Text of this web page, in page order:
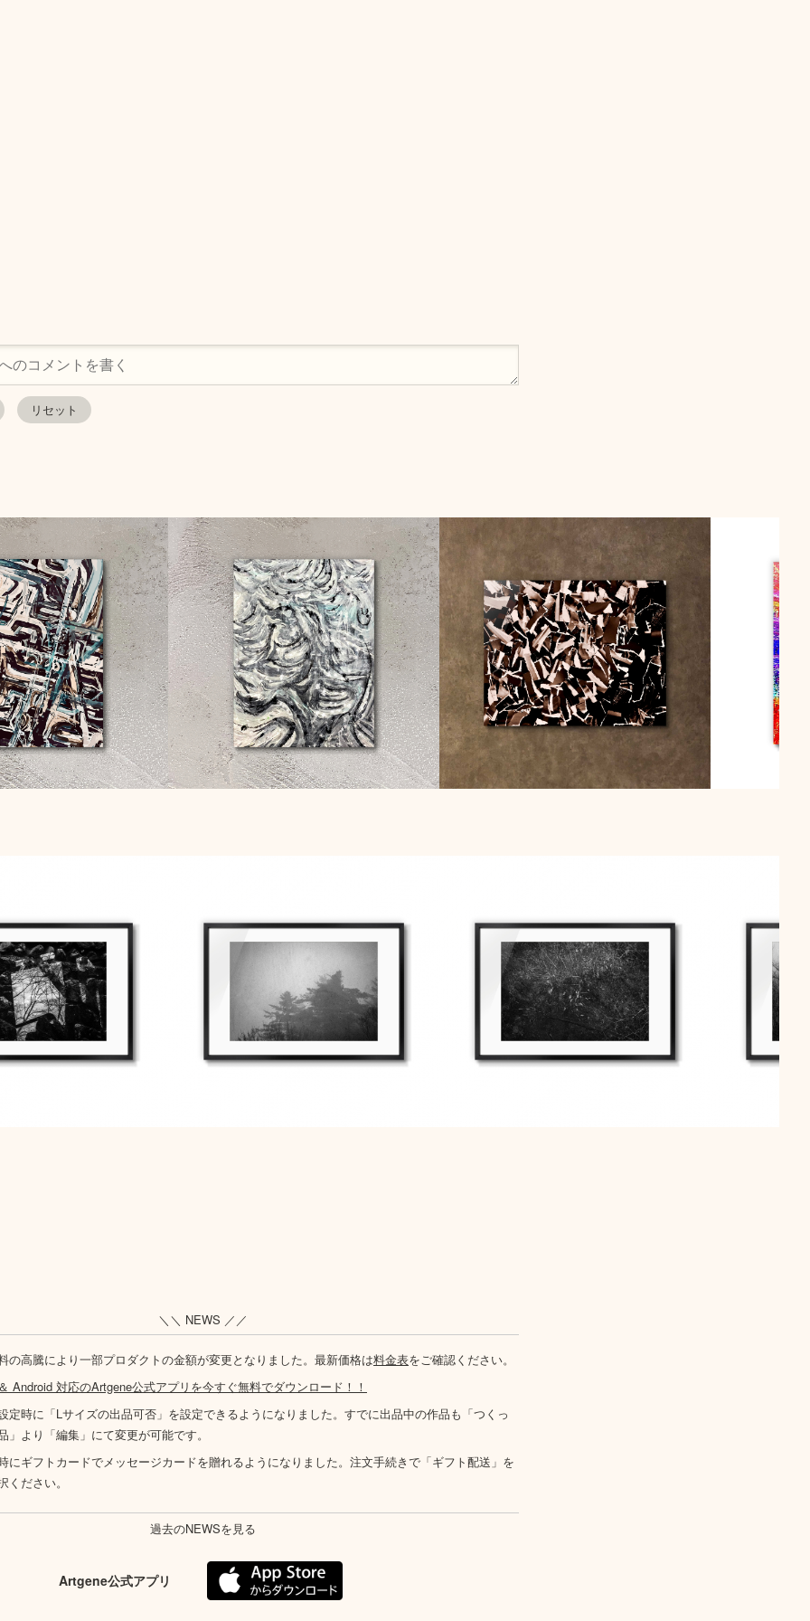
＼＼ NEWS ／／
の高騰により一部プロダクトの金額が変更となりました。最新価格は料金表をご確認ください。
Android 対応のArtgene公式アプリを今すぐ無料でダウンロード！！
定時に「Lサイズの出品可否」を設定できるようになりました。すでに出品中の作品も「つくっ
」より「編集」にて変更が可能です。
にギフトカードでメッセージカードを贈れるようになりました。注文手続きで「ギフト配送」を
ください。
過去のNEWSを見る
Artgene公式アプリ